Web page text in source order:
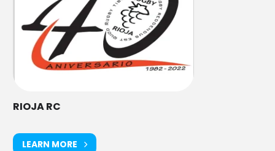
RIOJA RC
LEARN MORE